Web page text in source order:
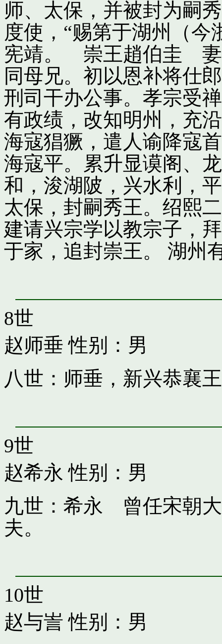
师、太保，并被封为嗣
度使，“赐第于湖州（今
宪靖。 崇王趙伯圭 妻
同母兄。初以恩补将仕
刑司干办公事。孝宗受
有政绩，改知明州，充
海寇猖獗，遣人谕降寇
海寇平。累升显谟阁、
和，浚湖陂，兴水利，
太保，封嗣秀王。绍熙
建请兴宗学以教宗子，
于家，追封崇王。 湖州
8世
赵师垂 性别：男
八世：师垂，新兴恭襄王
9世
赵希永 性别：男
九世：希永 曾任宋朝
夫。
10世
赵与訔 性别：男